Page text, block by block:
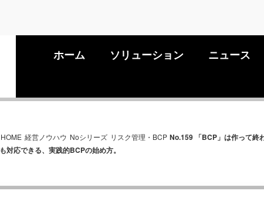
ホーム ソリューション ニュース
HOME 経営ノウハウ Noシリーズ リスク管理・BCP No.159 「BCP」は作って終
も対応できる、実践的BCPの始め方。